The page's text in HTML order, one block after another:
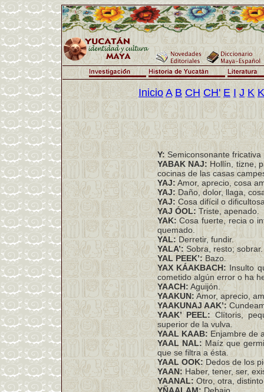
Inicio A B CH CH' E I J K
Y:Semiconsonante fricativa
YABAK NAJ:Hollín, tizne,
cocinas de las casas
YAJ:Amor, aprecio, cosa
YAJ:Daño, dolor, llaga,
YAJ:Cosa difícil o
YAJ ÓOL:Triste, apenado.
YAK:Cosa fuerte, recia o
quemado.
YAL:Derretir, fundir.
YALA’:Sobra, resto; sobrar.
YAL PEEK’:Bazo.
YAX KÁAKBACH:Insulto
cometido algún error o ha
YAACH:Aguijón.
YAAKUN: Amor, aprecio,
YAAKUNAJ AAK’:
YAAK’ PEEL: Clítoris,
superior de la vulva.
YAAL KAAB:Enjambre de
YAAL NAL: Maíz que
que se filtra a ésta.
YAAL OOK:Dedos de los
YAAN:Haber, tener, ser,
YAANAL:Otro, otra,